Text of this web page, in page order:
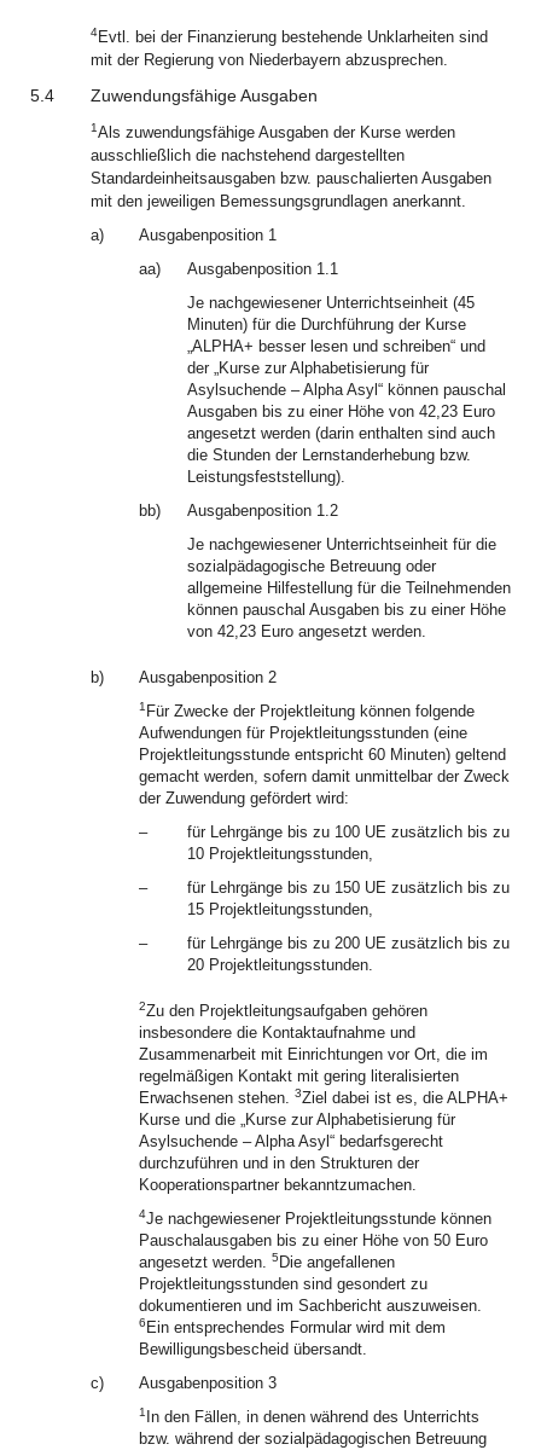
4Evtl. bei der Finanzierung bestehende Unklarheiten sind
mit der Regierung von Niederbayern abzusprechen.
5.4 Zuwendungsfähige Ausgaben
1Als zuwendungsfähige Ausgaben der Kurse werden
ausschließlich die nachstehend dargestellten
Standardeinheitsausgaben bzw. pauschalierten Ausgaben
mit den jeweiligen Bemessungsgrundlagen anerkannt.
a)
Ausgabenposition 1
aa)
Ausgabenposition 1.1
Je nachgewiesener Unterrichtseinheit (45
Minuten) für die Durchführung der Kurse
„ALPHA+ besser lesen und schreiben“ und
der „Kurse zur Alphabetisierung für
Asylsuchende – Alpha Asyl“ können pauschal
Ausgaben bis zu einer Höhe von 42,23 Euro
angesetzt werden (darin enthalten sind auch
die Stunden der Lernstanderhebung bzw.
Leistungsfeststellung).
bb)
Ausgabenposition 1.2
Je nachgewiesener Unterrichtseinheit für die
sozialpädagogische Betreuung oder
allgemeine Hilfestellung für die Teilnehmenden
können pauschal Ausgaben bis zu einer Höhe
von 42,23 Euro angesetzt werden.
b) Ausgabenposition 2
1 Für Zwecke der Projektleitung können folgende
Aufwendungen für Projektleitungsstunden (eine
Projektleitungsstunde entspricht 60 Minuten) geltend
gemacht werden, sofern damit unmittelbar der Zweck
der Zuwendung gefördert wird:
–
für Lehrgänge bis zu 100 UE zusätzlich bis zu
10 Projektleitungsstunden,
–
für Lehrgänge bis zu 150 UE zusätzlich bis zu
15 Projektleitungsstunden,
–
für Lehrgänge bis zu 200 UE zusätzlich bis zu
20 Projektleitungsstunden.
2Zu den Projektleitungsaufgaben gehören
insbesondere die Kontaktaufnahme und
Zusammenarbeit mit Einrichtungen vor Ort, die im
regelmäßigen Kontakt mit gering literalisierten
Erwachsenen stehen. 3Ziel dabei ist es, die ALPHA+
Kurse und die „Kurse zur Alphabetisierung für
Asylsuchende – Alpha Asyl“ bedarfsgerecht
durchzuführen und in den Strukturen der
Kooperationspartner bekanntzumachen.
4Je nachgewiesener Projektleitungsstunde können
Pauschalausgaben bis zu einer Höhe von 50 Euro
angesetzt werden. 5 Die angefallenen
Projektleitungsstunden sind gesondert zu
dokumentieren und im Sachbericht auszuweisen.
6 Ein entsprechendes Formular wird mit dem
Bewilligungsbescheid übersandt.
c)
Ausgabenposition 3
1 In den Fällen, in denen während des Unterrichts
bzw. während der sozialpädagogischen Betreuung